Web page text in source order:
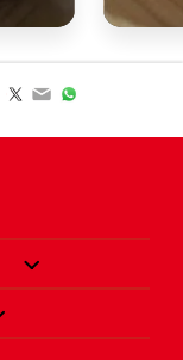
Twitter
EmailWhatsApp